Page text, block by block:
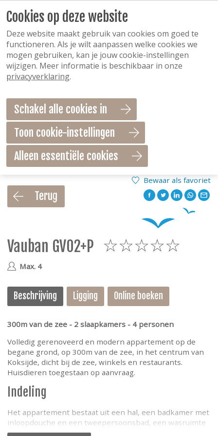
Bewaar als favoriet
Terug
Vauban GV02+P
Max. 4
Beschrijving Ligging Online boeken
300m van de zee - 2 slaapkamers - 4 personen
Volledig gerenoveerd en modern appartement op de
begane grond, op 300m van de zee, in het centrum van
Koksijde, dicht bij de zee, winkels en restaurants.
Huisdieren toegestaan op aanvraag.
Indeling
Het appartement bestaat uit een hal, een badkamer met
inloopdouche en een tweepersoonsbad, een wasruimte
met wasmachine, droger en droogrek, een apart toilet,
Cookies op deze website
Deze website maakt gebruik van cookies om goed te
functioneren. Als je wilt aanpassen welke cookies we
mogen gebruiken, kan je jouw cookie-instellingen
wijzigen. Meer informatie is beschikbaar in onze
privacyverklaring.
Schakel alle cookies in
Toon cookie-instellingen
Alleen essentiële cookies